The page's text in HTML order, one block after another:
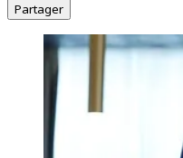
Partager